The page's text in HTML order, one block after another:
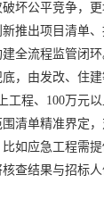
坏公平竞争，
推出项目清单
全流程监管闭环
，由发改、住
工程、100万元
清单精准界定
如应急工程需
查结果与招标